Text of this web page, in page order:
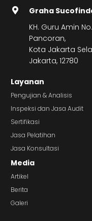
Graha
KH. Guru Amin
Pancoran,
Kota Jakarta
Jakarta, 12780
Layanan
Pengujian & Analisis
Inspeksi dan Jasa Audit
Sertifikasi
Jasa Pelatihan
Jasa Konsultasi
Media
Artikel
Berita
Galeri